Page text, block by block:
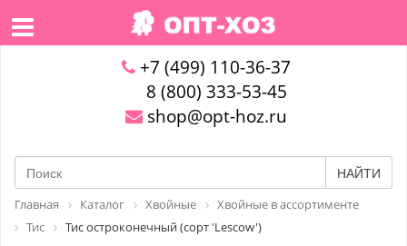
+7 (499) 110-36-37
8 (800) 333-53-45
shop@opt-hoz.ru
НАЙТИ
Главная Каталог Хвойные
Хвойные в ассортименте
Тис
Тис остроконечный (сорт 'Lescow')